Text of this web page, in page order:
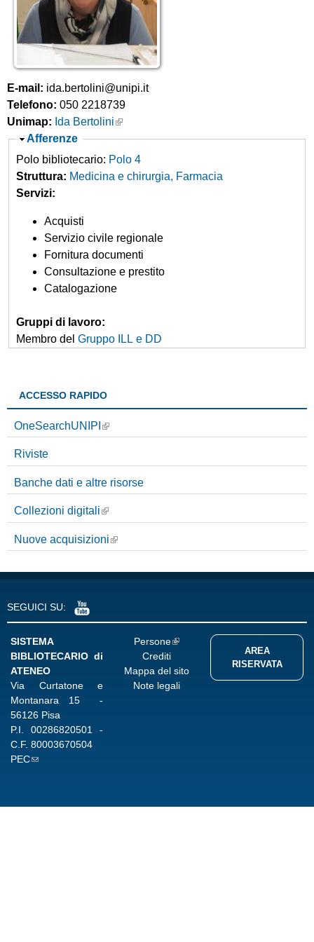
unipiVPN
Istruzioni NILDE
utenti
Prestito
interbibliotecario
Modulo Utenti
Proposte di acquisto
Assistenza alla
ricerca bibliografica
Corsi di informazione
bibliografica
Software antiplagio
Grafico dei titoli
Open Access
Elenco dei titoli
Open Access
E-mail: ida.bertolini@unipi.it
Telefono: 050 2218739
Unimap: Ida Bertolini
N
a
s
c
n
d
Afferenze
Polo bibliotecario: Polo 4
Struttura: Medicina e chirurgia, Farmacia
Servizi:
Acquisti
Servizio civile regionale
Fornitura documenti
Consultazione e prestito
Catalogazione
Gruppi di lavoro:
Membro del Gruppo ILL e DD
ACCESSO RAPIDO
OneSearchUNIPI
Riviste
Banche dati e altre risorse
Collezioni digitali
Nuove acquisizioni
SEGUICI SU:
SISTEMA
BIBLIOTECARIO di
ATENEO
Via Curtatone e
Montanara 15 -
56126 Pisa
P.I. 00286820501 -
C.F. 80003670504
PEC
Persone
Crediti
Mappa del sito
Note legali
AREA
RISERVATA